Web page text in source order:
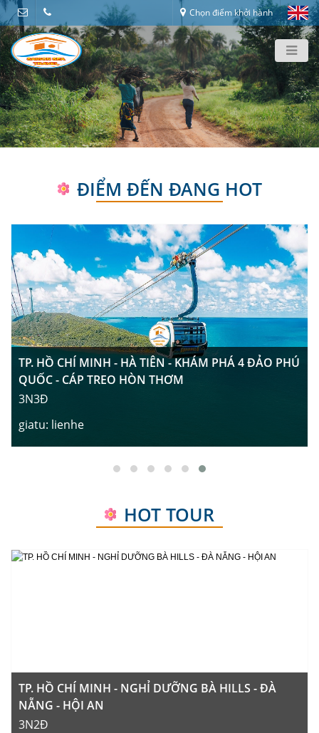
Chọn điểm khởi hành
ĐIỂM ĐẾN ĐANG HOT
TP. HỒ CHÍ MINH - HÀ TIÊN - KHÁM PHÁ 4 ĐẢO PHÚ
QUỐC - CÁP TREO HÒN THƠM
3N3Đ
giatu: lienhe
noikhoihanh:Hồ Chí Minh
HOT TOUR
TP. HỒ CHÍ MINH - NGHỈ DƯỠNG BÀ HILLS - ĐÀ
NẴNG - HỘI AN
3N2Đ